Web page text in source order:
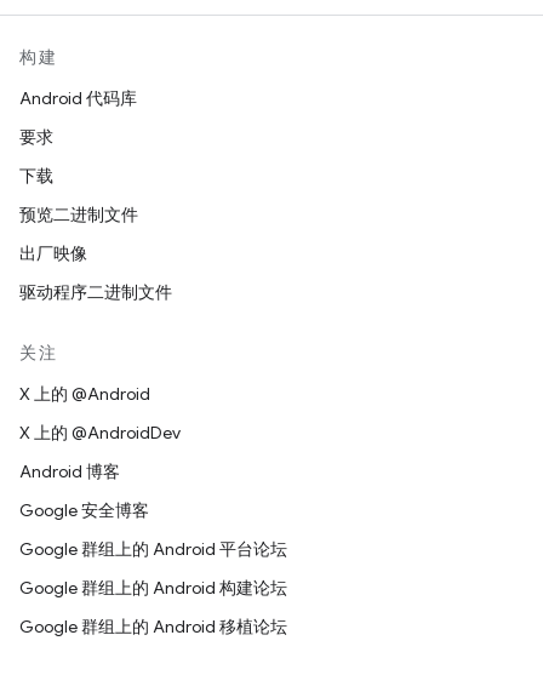
构建
Android 代码库
要求
下载
预览二进制文件
出厂映像
驱动程序二进制文件
关注
X 上的 @Android
X 上的 @AndroidDev
Android 博客
Google 安全博客
Google 群组上的 Android 平台论坛
Google 群组上的 Android 构建论坛
Google 群组上的 Android 移植论坛